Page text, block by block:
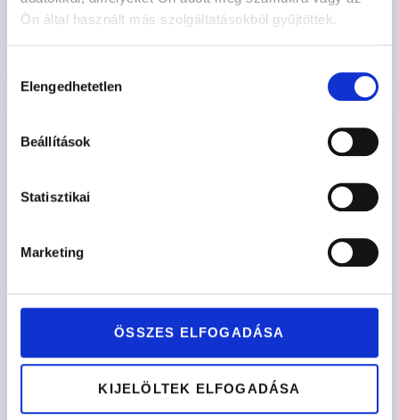
Ön által használt más szolgáltatásokból gyűjtöttek.
kiválasztása
Elengedhetetlen
Beállítások
Statisztikai
Marketing
ÖSSZES ELFOGADÁSA
KIJELÖLTEK ELFOGADÁSA